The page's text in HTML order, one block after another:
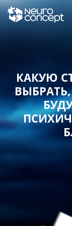
КАКУЮ